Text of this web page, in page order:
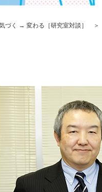
づく → 変わる［研究室対談］ ＞